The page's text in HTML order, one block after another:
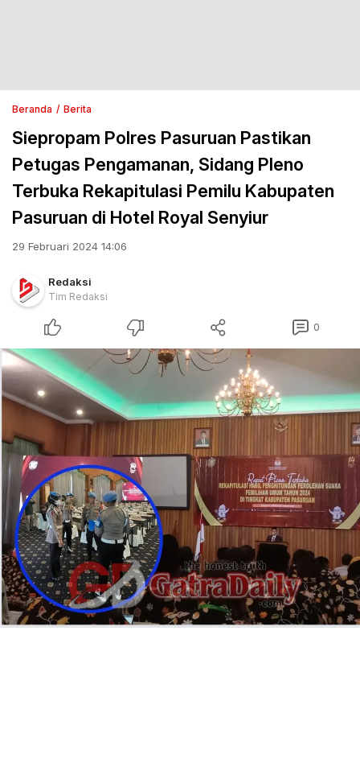
Beranda Berita
Siepropam Polres Pasuruan Pastikan
Petugas Pengamanan, Sidang Pleno
Terbuka Rekapitulasi Pemilu Kabupaten
Pasuruan di Hotel Royal Senyiur
29 Februari 2024 14:06
Redaksi
Tim Redaksi
0